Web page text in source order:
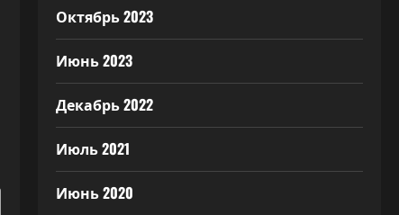
Октябрь 2023
Июнь 2023
Декабрь 2022
Июль 2021
Июнь 2020